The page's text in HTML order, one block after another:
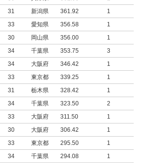
31 新潟県 361.92
1
33 愛知県 356.58
1
30 岡山県 356.00
1
34 千葉県 353.75
3
34 大阪府 346.42
1
33 東京都 339.25
1
31 栃木県 328.42
1
34 千葉県 323.50
2
33 大阪府 311.50
1
30 大阪府 306.42
1
33 東京都 295.50
1
34 千葉県 294.08
1